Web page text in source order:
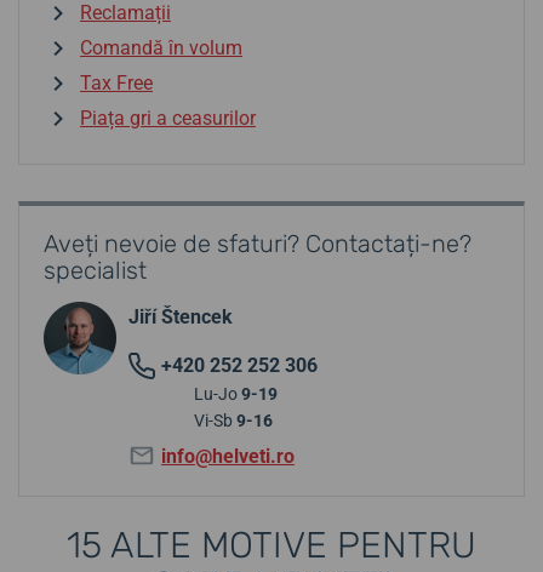
Reclamații
Comandă în volum
Tax Free
Piața gri a ceasurilor
Aveți nevoie de sfaturi? Contactați-ne?
specialist
Jiří Štencek
+420 252 252 306
Lu-Jo9-19
Vi-Sb 9-16
info@helveti.ro
15 ALTE MOTIVE PENTRU